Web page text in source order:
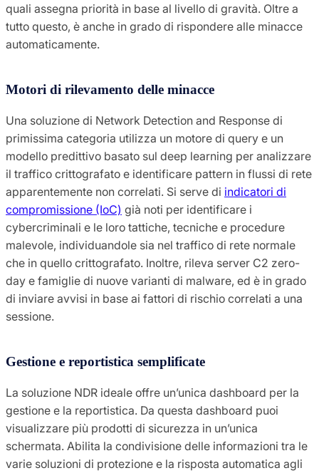
quali assegna priorità in base al livello di gravità. Oltre a
tutto questo, è anche in grado di rispondere alle minacce
automaticamente.
Motori di rilevamento delle minacce
Una soluzione di Network Detection and Response di
primissima categoria utilizza un motore di query e un
modello predittivo basato sul deep learning per analizzare
il traffico crittografato e identificare pattern in flussi di rete
apparentemente non correlati. Si serve di indicatori di
compromissione (IoC) già noti per identificare i
cybercriminali e le loro tattiche, tecniche e procedure
malevole, individuandole sia nel traffico di rete normale
che in quello crittografato. Inoltre, rileva server C2 zero-
day e famiglie di nuove varianti di malware, ed è in grado
di inviare avvisi in base ai fattori di rischio correlati a una
sessione.
Gestione e reportistica semplificate
La soluzione NDR ideale offre un’unica dashboard per la
gestione e la reportistica. Da questa dashboard puoi
visualizzare più prodotti di sicurezza in un’unica
schermata. Abilita la condivisione delle informazioni tra le
varie soluzioni di protezione e la risposta automatica agli